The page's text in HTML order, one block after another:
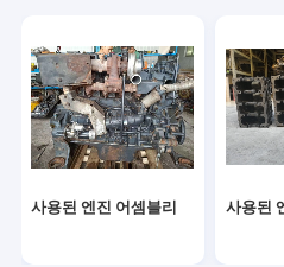
사용된 연결봉
디젤 엔진 조립
시동모터 조립
디젤 엔진 과급기
사용된 엔진 어셈블리 사용된